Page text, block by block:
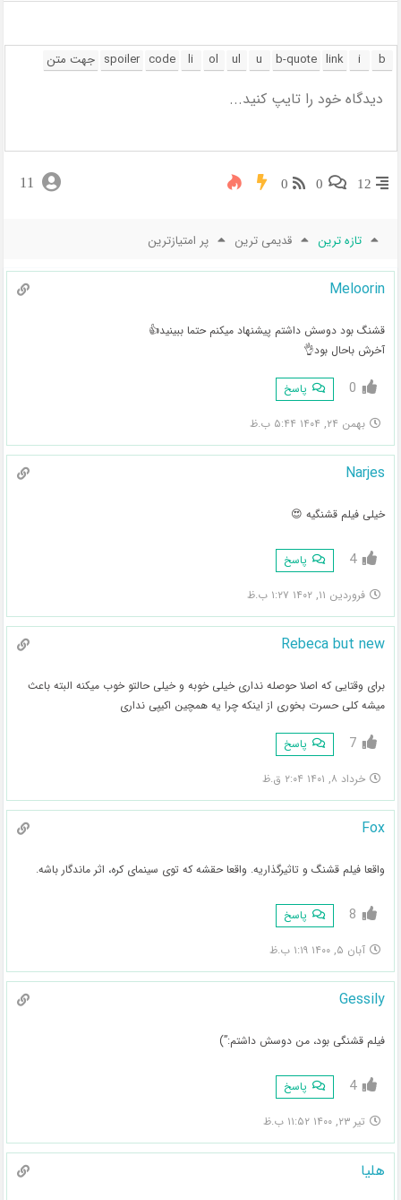
12
0
0
11
تازه ترین قدیمی ترین پر امتیازترین
Meloorin
قشنگ بود دوسش داشتم پیشنهاد میکنم حتما ببینید👍
آخرش باحال بود👌
0 پاسخ
بهمن ۲۴, ۱۴۰۴ ۵:۴۴ ب.ظ
Narjes
خیلی فیلم قشنگیه 😍
4 پاسخ
فروردین ۱۱, ۱۴۰۲ ۱:۲۷ ب.ظ
Rebeca but new
برای وقتایی که اصلا حوصله نداری خیلی خوبه و خیلی حالتو خوب میکنه البته باعث
میشه کلی حسرت بخوری از اینکه چرا یه همچین اکیپی نداری
7 پاسخ
خرداد ۸, ۱۴۰۱ ۲:۰۴ ق.ظ
Fox
واقعا فیلم قشنگ و تاثیرگذاریه. واقعا حقشه که توی سینمای کره، اثر ماندگار باشه.
8 پاسخ
آبان ۵, ۱۴۰۰ ۱:۱۹ ب.ظ
Gessily
فیلم قشنگی بود، من دوسش داشتم:”)
4 پاسخ
تیر ۲۳, ۱۴۰۰ ۱۱:۵۲ ب.ظ
هلیا